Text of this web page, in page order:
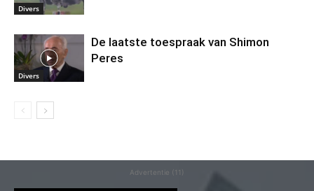
Divers
Divers
De laatste toespraak van Shimon
Peres
Advertentie (11)